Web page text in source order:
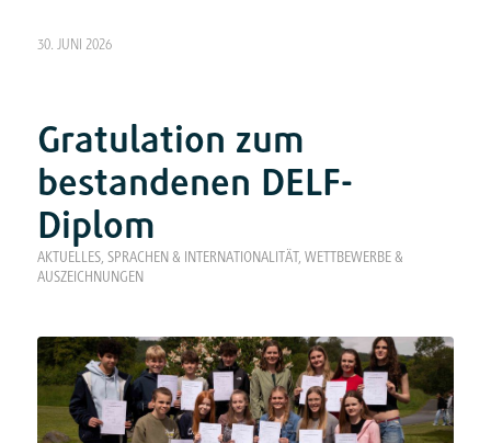
30. JUNI 2026
Gratulation zum
bestandenen DELF-
Diplom
AKTUELLES, SPRACHEN & INTERNATIONALITÄT, WETTBEWERBE &
AUSZEICHNUNGEN